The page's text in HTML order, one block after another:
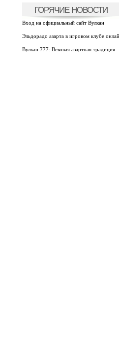
ГОРЯЧИЕ НОВОСТИ
Вход на официальный сайт Вулкан
Эльдорадо азарта в игровом клубе
Вулкан 777: Вековая азартная традиция